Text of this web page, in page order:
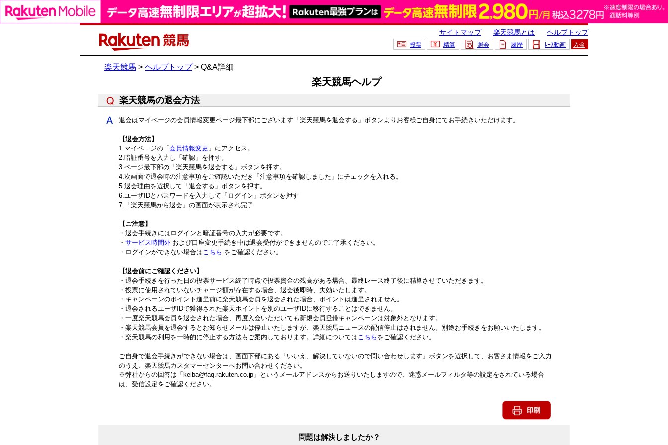
サイトマップ 楽天競馬とは ヘルプトップ
投票 精算 照会 履歴 ﾚｰｽ動画 入金
楽天競馬 > ヘルプトップ> Q&A詳細
楽天競馬ヘルプ
楽天競馬の退会方法
退会はマイページの会員情報変更ページ最下部にございます「楽天競馬を退会する」ボタンよりお客様ご自身にてお手続きいただけます。
【退会方法】
1.マイページの「会員情報変更 」にアクセス。
2.暗証番号を入力し「確認」を押す。
3.ページ最下部の「楽天競馬を退会する」ボタンを押す。
4.次画面で退会時の注意事項をご確認いただき「注意事項を確認しました」にチェックを入れる。
5.退会理由を選択して「退会する」ボタンを押す。
6.ユーザIDとパスワードを入力して「ログイン」ボタンを押す
7.「楽天競馬から退会」の画面が表示され完了
【ご注意】
・退会手続きにはログインと暗証番号の入力が必要です。
・ サービス時間外 および口座変更手続き中は退会受付ができませんのでご了承ください。
・ログインができない場合は こちら をご確認ください。
【退会前にご確認ください】
・退会手続きを行った日の投票サービス終了時点で投票資金の残高がある場合、最終レース終了後に精算させていただきます。
・投票に使用されていないチャージ額が存在する場合、退会後即時、失効いたします。
・キャンペーンのポイント進呈前に楽天競馬会員を退会された場合、ポイントは進呈されません。
・退会されるユーザIDで獲得された楽天ポイントを別のユーザIDに移行することはできません。
・一度楽天競馬会員を退会された場合、再度入会いただいても新規会員登録キャンペーンは対象外となります。
・楽天競馬会員を退会するとお知らせメールは停止いたしますが、楽天競馬ニュースの配信停止はされません。別途お手続きをお願いいたします。
・楽天競馬の利用を一時的に停止する方法もご案内しております。詳細については こちら をご確認ください。
ご自身で退会手続きができない場合は、画面下部にある「いいえ、解決していないので問い合わせします」ボタンを選択して、お客さま情報をご入力
のうえ、楽天競馬カスタマーセンターへお問い合わせください。
※弊社からの回答は「keiba@faq.rakuten.co.jp」というメールアドレスからお送りいたしますので、迷惑メールフィルタ等の設定をされている場合
は、受信設定をご確認ください。
問題は解決しましたか？